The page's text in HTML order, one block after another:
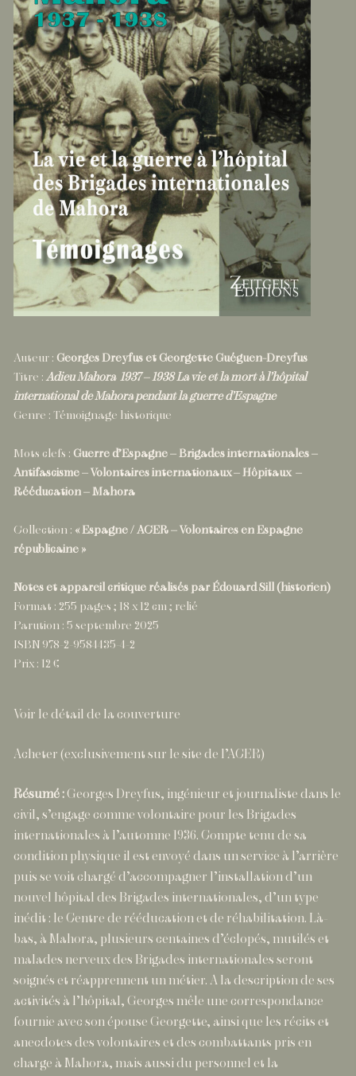
Auteur : Georges Dreyfus et Georgette Guéguen-Dreyfus
Titre : Adieu Mahora 1937 – 1938 La vie et la mort à l’hôpital
international de Mahora pendant la guerre d’Espagne
Genre : Témoignage historique
Mots clefs : Guerre d’Espagne – Brigades internationales –
Antifascisme – Volontaires internationaux – Hôpitaux –
Rééducation – Mahora
Collection : « Espagne / ACER – Volontaires en Espagne
républicaine »
Notes et appareil critique réalisés par Édouard Sill (historien)
Format : 255 pages ; 18 x 12 cm ; relié
Parution : 5 septembre 2025
ISBN 978-2-9584435-4-2
Prix : 12 €
Voir le détail de la couverture
Acheter (exclusivement sur le site de l’ACER)
Résumé :Georges Dreyfus, ingénieur et journaliste dans le
civil, s’engage comme volontaire pour les Brigades
internationales à l’automne 1936. Compte tenu de sa
condition physique il est envoyé dans un service à l’arrière
puis se voit chargé d’accompagner l’installation d’un
nouvel hôpital des Brigades internationales, d’un type
inédit : le Centre de rééducation et de réhabilitation. Là-
bas, à Mahora, plusieurs centaines d’éclopés, mutilés et
malades nerveux des Brigades internationales seront
soignés et réapprennent un métier. A la description de ses
activités à l’hôpital, Georges mêle une correspondance
fournie avec son épouse Georgette, ainsi que les récits et
anecdotes des volontaires et des combattants pris en
charge à Mahora, mais aussi du personnel et la